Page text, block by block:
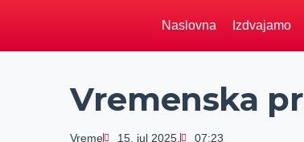
Naslovna Izdvajamo
Vremenska
Vreme 15. jul 2025. 07:23